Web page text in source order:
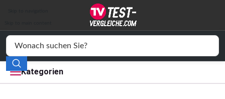
Kategorien
Elektronik
Freizeit